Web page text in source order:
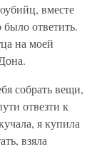
вместе
ответить.
на моей
собрать вещи,
отвезти к
я купила
взяла